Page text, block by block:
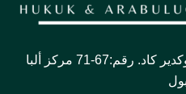
Mecidiyeköy Mah. بويوكدير كاد. رقم:67-71 مركز ألبا